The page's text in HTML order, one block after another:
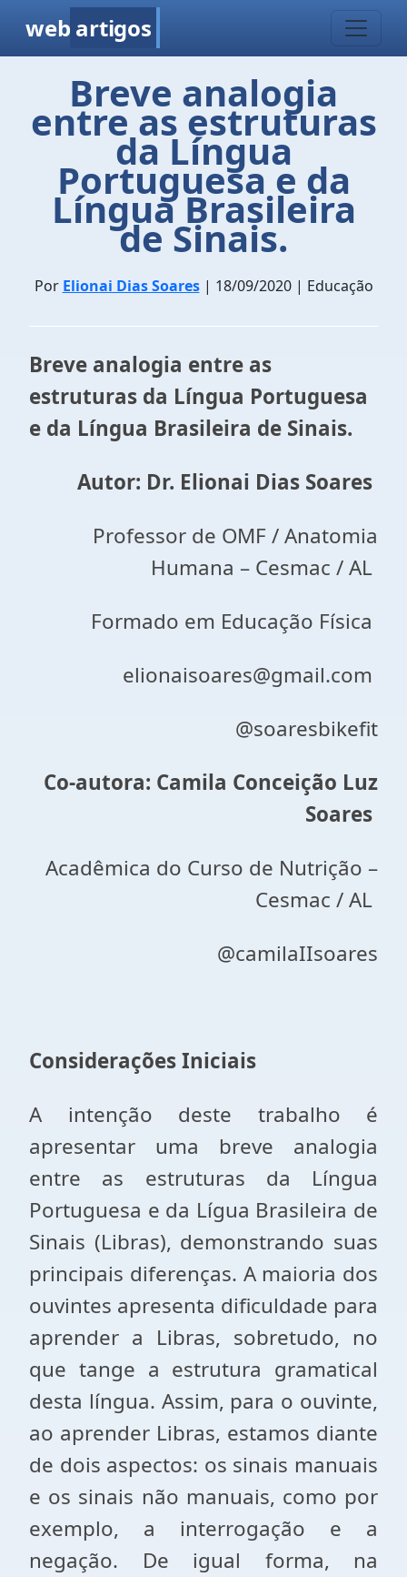
web artigos
Breve analogia
entre as estruturas
da Língua
Portuguesa e da
Língua Brasileira
de Sinais.
Por Elionai Dias Soares| 18/09/2020 | Educação
Breve analogia entre as
estruturas da Língua Portuguesa
e da Língua Brasileira de Sinais.
Autor: Dr. Elionai Dias Soares
Professor de OMF / Anatomia
Humana – Cesmac / AL
Formado em Educação Física
elionaisoares@gmail.com
@soaresbikefit
Co-autora: Camila Conceição Luz
Soares
Acadêmica do Curso de Nutrição –
Cesmac / AL
@camilaIIsoares
Considerações Iniciais
A intenção deste trabalho é
apresentar uma breve analogia
entre as estruturas da Língua
Portuguesa e da Lígua Brasileira de
Sinais (Libras), demonstrando suas
principais diferenças. A maioria dos
ouvintes apresenta dificuldade para
aprender a Libras, sobretudo, no
que tange a estrutura gramatical
desta língua. Assim, para o ouvinte,
ao aprender Libras, estamos diante
de dois aspectos: os sinais manuais
e os sinais não manuais, como por
exemplo, a interrogação e a
negação. De igual forma, na